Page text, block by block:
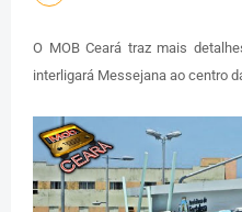
O MOB Ceará traz mais
interligará Messejana ao centro